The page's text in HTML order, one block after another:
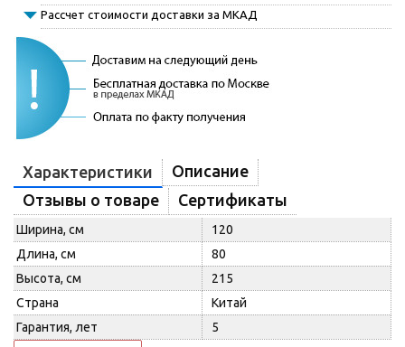
Рассчет стоимости доставки за МКАД
Характеристики
Описание
Отзывы о товаре
Сертификаты
Ширина, см
120
Длина, см
80
Высота, см
215
Страна
Китай
Гарантия, лет
5